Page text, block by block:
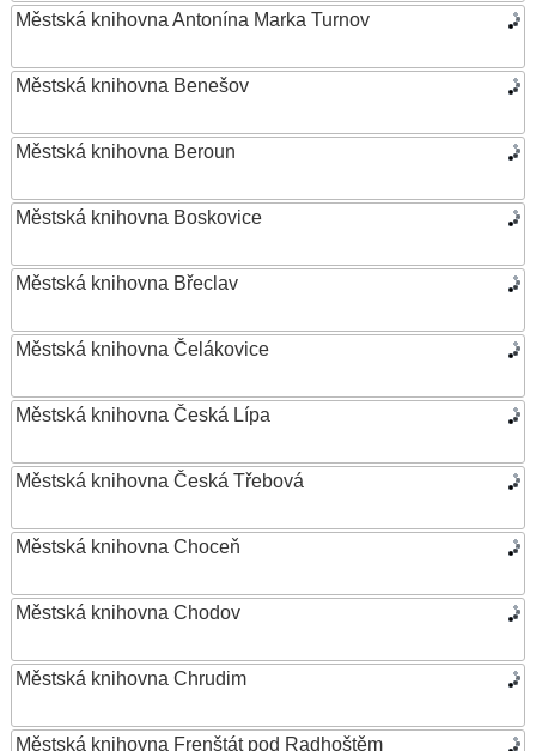
Městská knihovna Antonína Marka Turnov
Městská knihovna Benešov
Městská knihovna Beroun
Městská knihovna Boskovice
Městská knihovna Břeclav
Městská knihovna Čelákovice
Městská knihovna Česká Lípa
Městská knihovna Česká Třebová
Městská knihovna Choceň
Městská knihovna Chodov
Městská knihovna Chrudim
Městská knihovna Frenštát pod Radhoštěm